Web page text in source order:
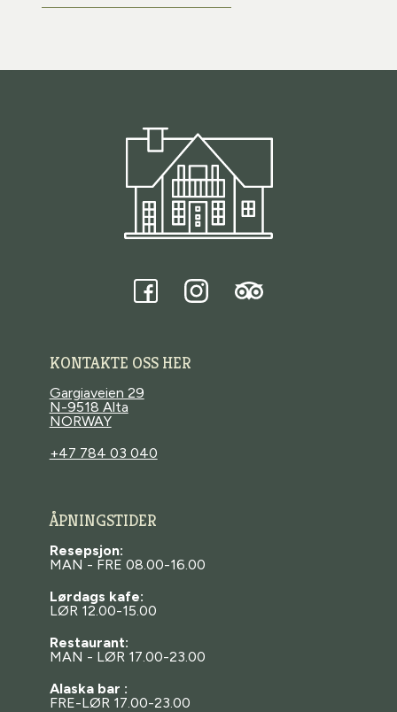
Trasti og Trine
FacebookInstagram Tripadvisor
KONTAKTE OSS HER
Gargiaveien 29
N-9518 Alta
NORWAY
+47 784 03 040
ÅPNINGSTIDER
Resepsjon:
MAN - FRE 08.00-16.00
Lørdags kafe:
LØR 12.00-15.00
Restaurant:
MAN - LØR 17.00-23.00
Alaska bar :
FRE-LØR 17.00-23.00